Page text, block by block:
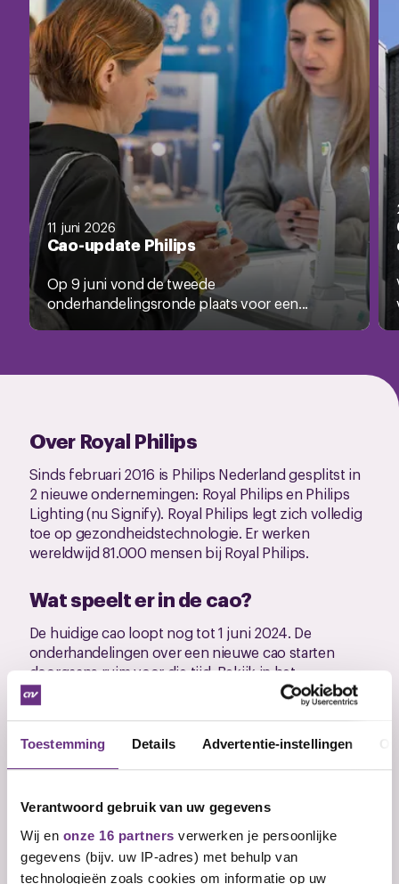
Toestemming Details Advertentie-instellingen
Verantwoord gebruik van uw gegevens
Wij en onze 16 partners verwerken je persoonlijke
gegevens (bijv. uw IP-adres) met behulp van
technologieën zoals cookies om informatie op uw
11 juni 2026
Cao-update Philips
Op 9 juni vond de tweede
onderhandelingsronde plaats voor een...
Over Royal Philips
Sinds februari 2016 is Philips Nederland gesplitst in
2 nieuwe ondernemingen: Royal Philips en Philips
Lighting (nu Signify). Royal Philips legt zich volledig
toe op gezondheidstechnologie. Er werken
wereldwijd 81.000 mensen bij Royal Philips.
Wat speelt er in de cao?
De huidige cao loopt nog tot 1 juni 2024. De
onderhandelingen over een nieuwe cao starten
doorgaans ruim voor die tijd. Bekijk in het
nieuwsoverzicht de laatste informatie over de
nieuwe cao. Als lid van CNV bepaal jij mede wat er in
voor de onderhandelingen vragen wat jij belangrijk
vindt.
Actueel over cao Philips (Philips
Nederland)